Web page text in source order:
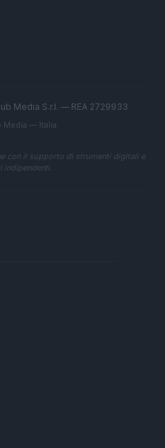
Media S.r.l. — REA 2729933
Media — Italia
con il supporto di strumenti digitali e
indipendenti.